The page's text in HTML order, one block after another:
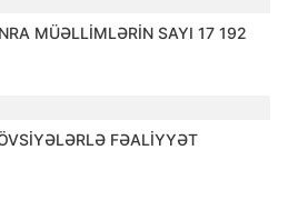
MÜƏLLİMLƏRİN SAYI 17 192
FƏALİYYƏT